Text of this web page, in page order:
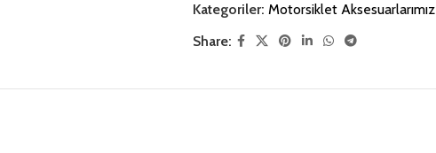
Kategoriler: Motorsiklet Aksesuarlarımız
Share: